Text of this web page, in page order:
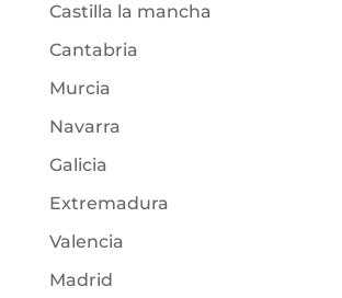
Castilla la mancha
Cantabria
Murcia
Navarra
Galicia
Extremadura
Valencia
Madrid